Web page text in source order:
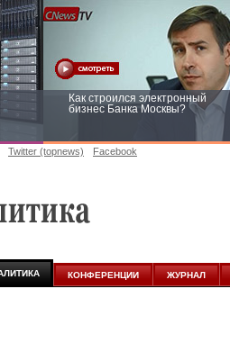
Как строился электронный
бизнес Банка Москвы?
Twitter (topnews) Facebook
КОНФЕРЕНЦИИ ЖУРНАЛ